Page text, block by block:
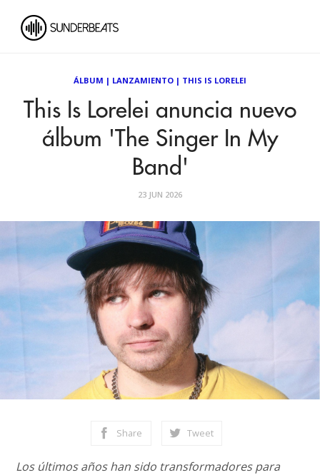
ÁLBUM | LANZAMIENTO | THIS IS LORELEI
This Is Lorelei anuncia nuevo
álbum 'The Singer In My
Band'
23 JUN 2026
Share Tweet
Los últimos años han sido transformadores para